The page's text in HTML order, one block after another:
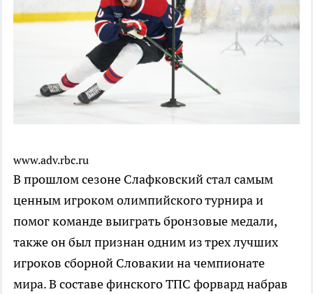
www.adv.rbc.ru
В прошлом сезоне Слафковский стал самым
ценным игроком олимпийского турнира и
помог команде выиграть бронзовые медали,
также он был признан одним из трех лучших
игроков сборной Словакии на чемпионате
мира. В составе финского ТПС форвард набрав